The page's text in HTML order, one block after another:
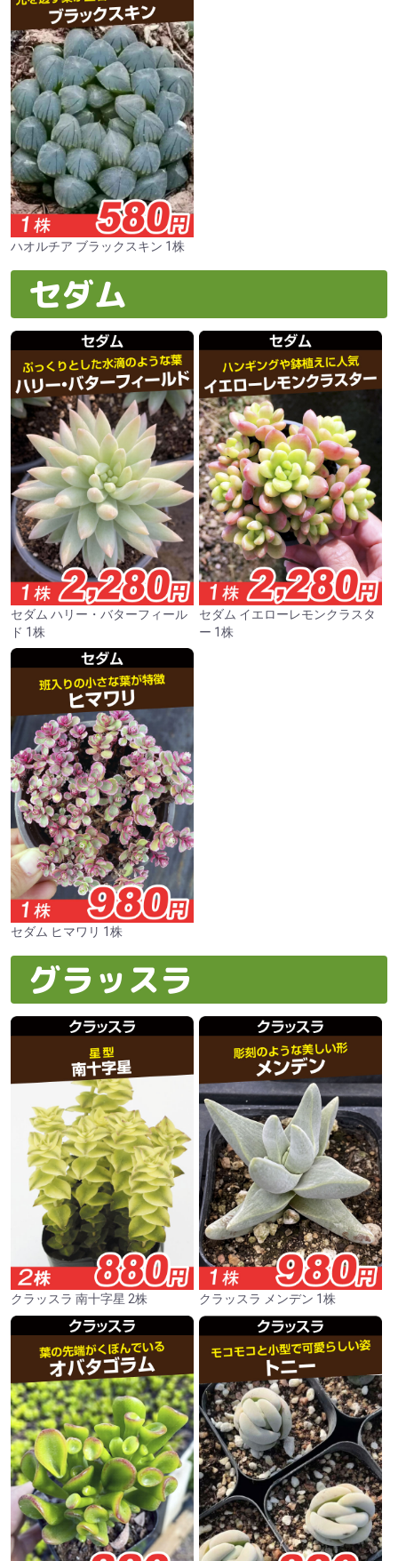
ハオルチア ブラックスキン 1株
セダム
セダム ハリー・バターフィール
ド 1株
セダム イエローレモンクラスタ
ー 1株
セダム ヒマワリ 1株
グラッスラ
クラッスラ 南十字星 2株 クラッスラ メンデン 1株